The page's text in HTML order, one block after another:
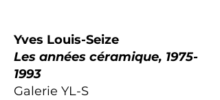
Yves Louis-Seize
Les années céramique, 1975-
1993
Galerie YL-S